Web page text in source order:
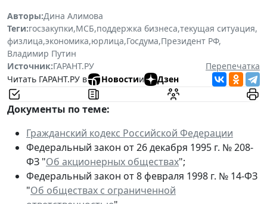
Авторы:Дина Алимова
Теги:госзакупки,МСБ,поддержка бизнеса,текущая ситуация,
физлица,экономика,юрлица,Госдума,Президент РФ,
Владимир Путин
Источник:ГАРАНТ.РУ
Перепечатка
Читать ГАРАНТ.РУ в
Новостии Дзен
Документы по теме:
Гражданский кодекс Российской Федерации
Федеральный закон от 26 декабря 1995 г. № 208-
ФЗ "Об акционерных обществах";
Федеральный закон от 8 февраля 1998 г. № 14-ФЗ
"Об обществах с ограниченной